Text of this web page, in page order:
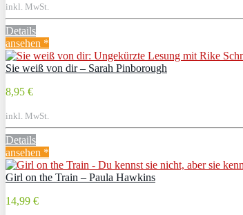
inkl. MwSt.
Details
ansehen *
Sie weiß von dir – Sarah Pinborough
8,95 €
inkl. MwSt.
Details
ansehen *
Girl on the Train – Paula Hawkins
14,99 €